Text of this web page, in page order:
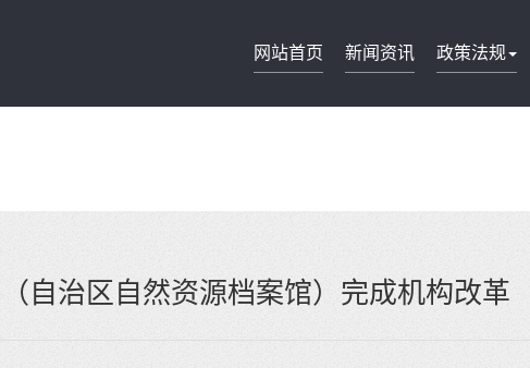
网站首页 新闻资讯 政策法规
自治区自然资源档案馆）完成机构改革